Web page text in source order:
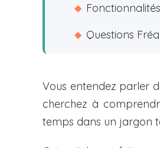
◆
◆ Questions
Vous entendez parler
cherchez à
temps dans un jargon